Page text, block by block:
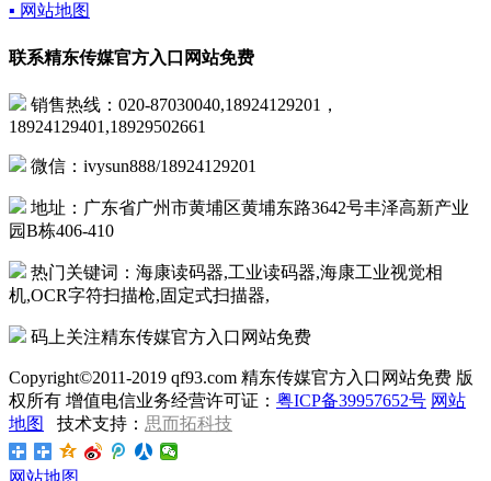
▪ 网站地图
联系精东传媒官方入口网站免费
销售热线：020-87030040,18924129201，
18924129401,18929502661
微信：ivysun888/18924129201
地址：广东省广州市黄埔区黄埔东路3642号丰泽高新产业
园B栋406-410
热门关键词：海康读码器,工业读码器,海康工业视觉相
机,OCR字符扫描枪,固定式扫描器,
码上关注精东传媒官方入口网站免费
Copyright©2011-2019 qf93.com 精东传媒官方入口网站免费 版
权所有 增值电信业务经营许可证： 粤ICP备39957652号 网站
地图
技术支持： 思而拓科技
网站地图